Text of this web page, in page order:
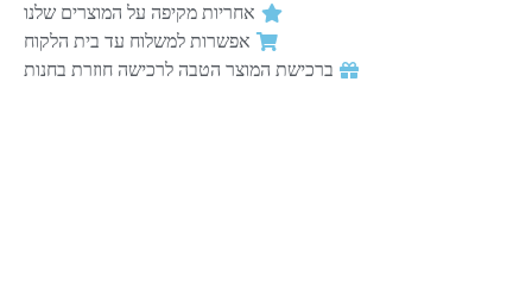
אחריות מקיפה על המוצרים שלנו
אפשרות למשלוח עד בית הלקוח
ברכישת המוצר הטבה לרכישה חוזרת בחנות